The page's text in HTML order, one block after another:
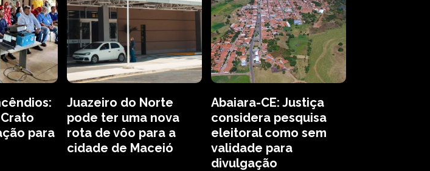
para
Juazeiro do Norte
pode ter uma nova
rota de vôo para a
cidade de Maceió
Abaiara-CE: Justiça
considera pesquisa
eleitoral como sem
validade para
divulgação